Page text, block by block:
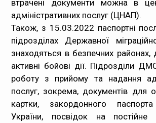
втрачені документи можна в
адміністративних послуг (ЦНАП).
Також, з 15.03.2022 паспортні
підрозділах Державної
знаходяться в безпечних районах,
активні бойові дії. Підрозділи
роботу з прийому та надання
послуг, зокрема, документів для
картки, закордонного
України, посвідок на постійне